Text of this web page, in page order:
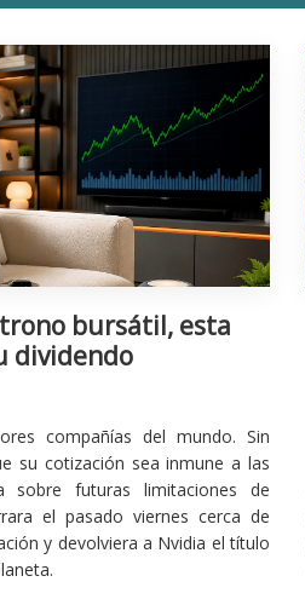
bursátil, esta
dividendo
compañías del mundo. Sin
su cotización sea inmune a las
sobre futuras limitaciones de
el pasado viernes cerca de
y devolviera a Nvidia el título